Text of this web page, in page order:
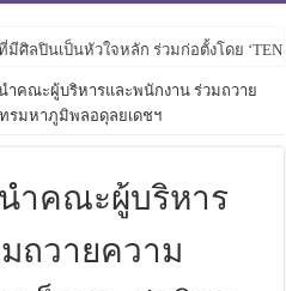
ศิลปินเป็นหัวใจหลัก ร่วมก่อตั้งโดย
ำคณะผู้บริหารและพนักงาน ร่วมถวาย
รมหาภูมิพลอดุลยเดชฯ
ำคณะผู้บริหาร
ถวายความ